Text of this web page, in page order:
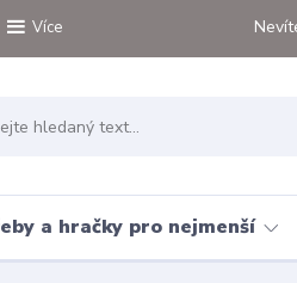
Více
a hračky pro nejmenší